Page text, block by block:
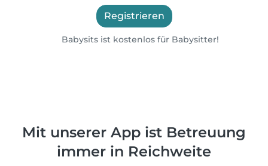
Registrieren
Babysits ist kostenlos für Babysitter!
Mit unserer App ist Betreuung
immer in Reichweite